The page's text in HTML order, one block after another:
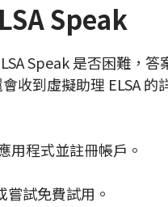
Speak
Speak 是否困難，
收到虛擬助理 ELSA
用程式並註冊帳戶。
嘗試免費試用。